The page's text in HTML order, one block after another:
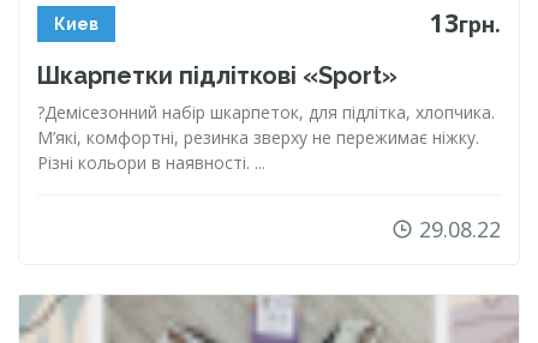
Киев 13грн.
Шкарпетки підліткові «Sport»
?Демісезонний набір шкарпеток, для підлітка, хлопчика.
М’які, комфортні, резинка зверху не пережимає ніжку.
Різні кольори в наявності. ...
29.08.22